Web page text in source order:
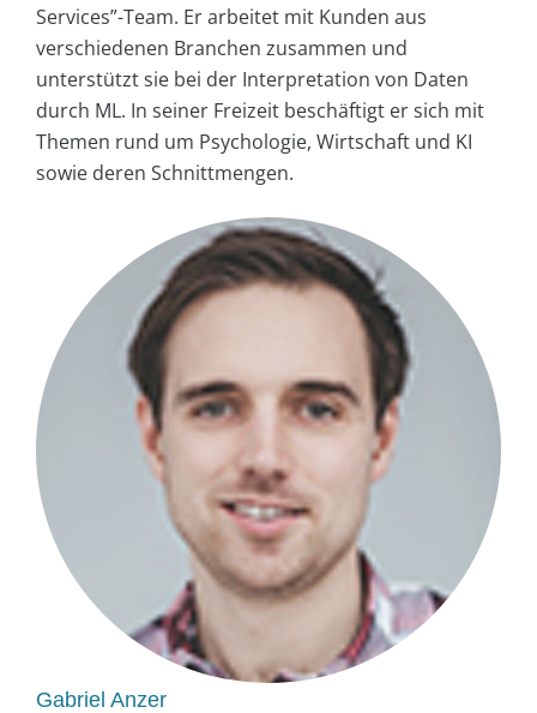
Services”-Team. Er arbeitet mit Kunden aus
verschiedenen Branchen zusammen und
unterstützt sie bei der Interpretation von Daten
durch ML. In seiner Freizeit beschäftigt er sich mit
Themen rund um Psychologie, Wirtschaft und KI
sowie deren Schnittmengen.
Gabriel Anzer